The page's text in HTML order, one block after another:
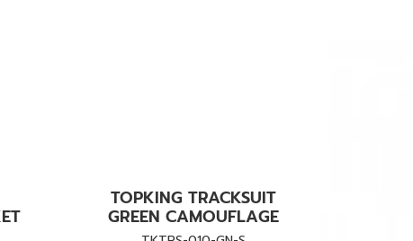
TOPKING TRACKSUIT
GREEN CAMOUFLAGE